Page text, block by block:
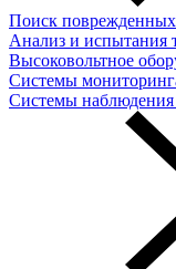
Поиск
Анализ и испытания
Высоковольтное
Системы
Системы